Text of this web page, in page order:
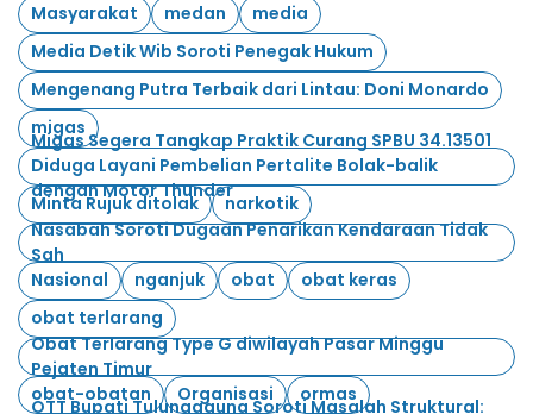
Masyarakat
medan
media
Media Detik Wib Soroti Penegak Hukum
Mengenang Putra Terbaik dari Lintau: Doni Monardo
migas
Migas Segera Tangkap Praktik Curang SPBU 34.13501
Diduga Layani Pembelian Pertalite Bolak-balik
dengan Motor Thunder
Minta Rujuk ditolak
narkotik
Nasabah Soroti Dugaan Penarikan Kendaraan Tidak
Sah
Nasional
nganjuk obat
obat keras
obat terlarang
Obat Terlarang Type G diwilayah Pasar Minggu
Pejaten Timur
obat-obatan
Organisasi ormas
OTT Bupati Tulungagung Soroti Masalah Struktural: